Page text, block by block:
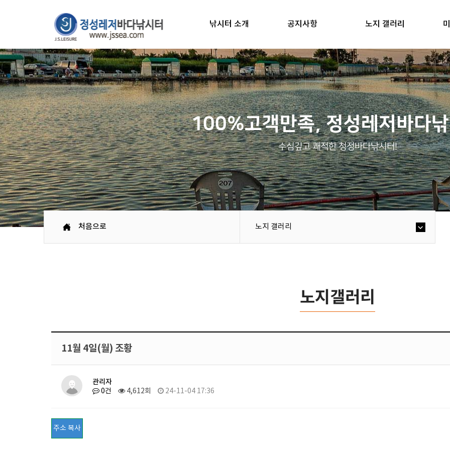
낚시터 소개 공지사항 노지 갤러리
100%고객만족, 정성레저바다
수심깊고 쾌적한 청정바다낚시터!
처음으로 노지 갤러리
노지갤러리
11월 4일(월) 조황
관리자
0건 4,612회 24-11-04 17:36
주소 복사